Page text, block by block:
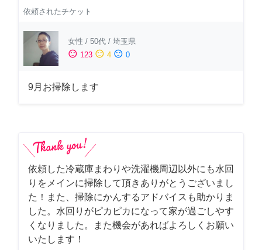
依頼されたチケット
女性 / 50代 / 埼玉県
sentiment_satisfied 123 sentiment_neutral 4 sentiment_dissatisfied 0
9月お掃除します
依頼した冷蔵庫まわりや洗濯機周辺以外にも水回
りをメインに掃除して頂きありがとうございまし
た！また、掃除にかんするアドバイスも助かりま
した。水回りがピカピカになって家が過ごしやす
くなりました。また機会があればよろしくお願い
いたします！